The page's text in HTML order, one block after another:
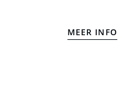
MEER INFO